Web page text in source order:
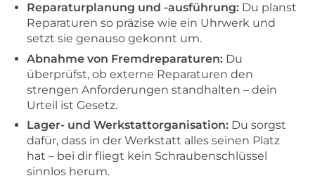
Reparaturplanung und -ausführung: Du planst
Reparaturen so präzise wie ein Uhrwerk und
setzt sie genauso gekonnt um.
Abnahme von Fremdreparaturen: Du
überprüfst, ob externe Reparaturen den
strengen Anforderungen standhalten – dein
Urteil ist Gesetz.
Lager- und Werkstattorganisation: Du sorgst
dafür, dass in der Werkstatt alles seinen Platz
hat – bei dir fliegt kein Schraubenschlüssel
sinnlos herum.